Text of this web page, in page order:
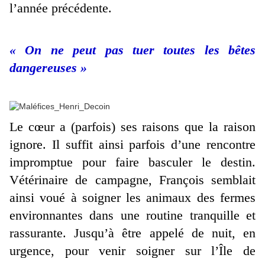
l’année précédente.
« On ne peut pas tuer toutes les bêtes
dangereuses »
Le cœur a (parfois) ses raisons que la raison
ignore. Il suffit ainsi parfois d’une rencontre
impromptue pour faire basculer le destin.
Vétérinaire de campagne, François semblait
ainsi voué à soigner les animaux des fermes
environnantes dans une routine tranquille et
rassurante. Jusqu’à être appelé de nuit, en
urgence, pour venir soigner sur l’Île de